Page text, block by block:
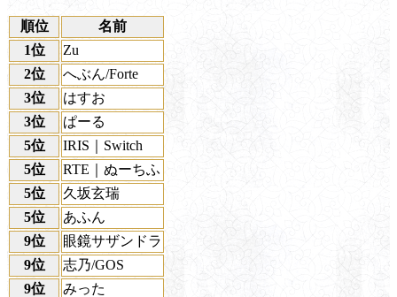
順位
名前
1位
Zu
2位
へぶん/Forte
3位
はすお
3位
ぱーる
5位
IRIS｜Switch
5位
RTE｜ぬーちふ
5位
久坂玄瑞
5位
あふん
9位
眼鏡サザンドラ
9位
志乃/GOS
9位
みった